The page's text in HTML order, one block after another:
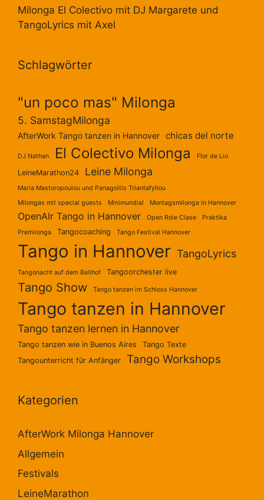
Milonga El Colectivo mit DJ Margarete und
TangoLyrics mit Axel
Schlagwörter
"un poco mas" Milonga
5. SamstagMilonga
AfterWork Tango tanzen in Hannover chicas del norte
DJ Nathan El Colectivo Milonga Flor de Lio
LeineMarathon24 Leine Milonga
Maria Mastoropoulou und Panagoitis Triantafyllou
Milongas mit special guests
Minimundial Montagsmilonga in Hannover
OpenAIr Tango in Hannover Open Role Clase
Praktika
Premilonga
Tangocoaching Tango Festival Hannover
Tango in Hannover TangoLyrics
Tangonacht auf dem Ballhof Tangoorchester live
Tango Show Tango tanzen im Schloss Hannover
Tango tanzen in Hannover
Tango tanzen lernen in Hannover
Tango tanzen wie in Buenos Aires
Tango Texte
Tangounterricht für Anfänger
Tango Workshops
Kategorien
AfterWork Milonga Hannover
Allgemein
Festivals
LeineMarathon